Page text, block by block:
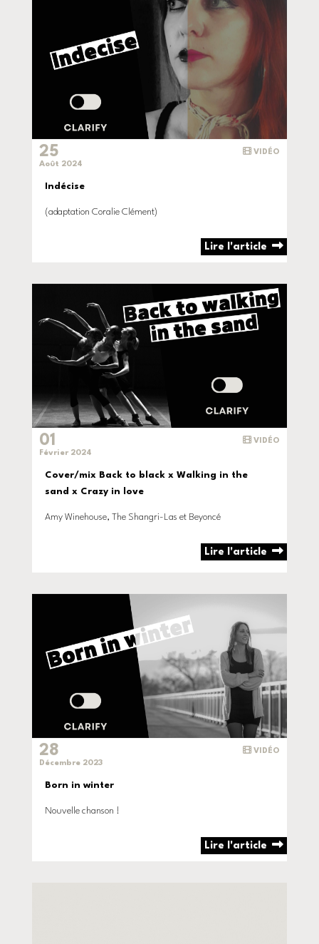
VIDÉO
25
Août 2024
Indécise
(adaptation Coralie Clément)
Lire l'article
VIDÉO
01
Février 2024
Cover/mix Back to black x Walking in the
sand x Crazy in love
Amy Winehouse, The Shangri-Las et Beyoncé
Lire l'article
VIDÉO
28
Décembre 2023
Born in winter
Nouvelle chanson !
Lire l'article